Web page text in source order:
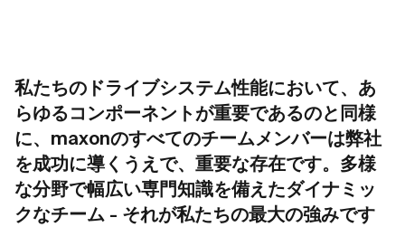
私たちのドライブシステム性能において、あ
らゆるコンポーネントが重要であるのと同様
に、maxonのすべてのチームメンバーは弊社
を成功に導くうえで、重要な存在です。多様
な分野で幅広い専門知識を備えたダイナミッ
クなチーム - それが私たちの最大の強みです